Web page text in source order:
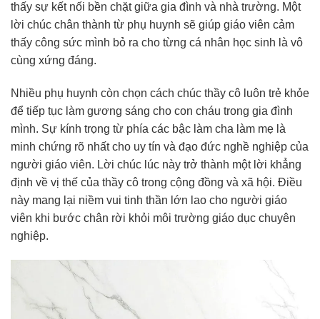
thấy sự kết nối bền chặt giữa gia đình và nhà trường. Một
lời chúc chân thành từ phụ huynh sẽ giúp giáo viên cảm
thấy công sức mình bỏ ra cho từng cá nhân học sinh là vô
cùng xứng đáng.
Nhiều phụ huynh còn chọn cách chúc thầy cô luôn trẻ khỏe
để tiếp tục làm gương sáng cho con cháu trong gia đình
mình. Sự kính trọng từ phía các bậc làm cha làm mẹ là
minh chứng rõ nhất cho uy tín và đạo đức nghề nghiệp của
người giáo viên. Lời chúc lúc này trở thành một lời khẳng
định về vị thế của thầy cô trong cộng đồng và xã hội. Điều
này mang lại niềm vui tinh thần lớn lao cho người giáo
viên khi bước chân rời khỏi môi trường giáo dục chuyên
nghiệp.